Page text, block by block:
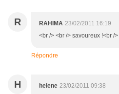
R RAHIMA 23/02/2011 16:19
<br /> <br /> savoureux !<br /
Répondre
H helene 23/02/2011 09:38